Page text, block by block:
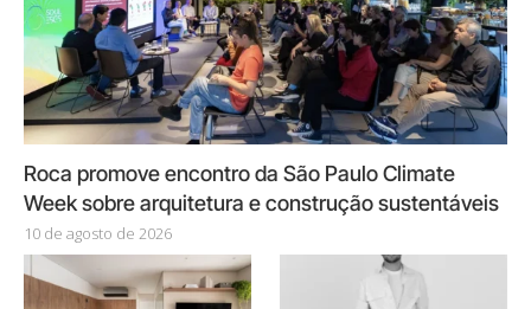
Roca promove encontro da São Paulo Climate
Week sobre arquitetura e construção sustentáveis
10 de agosto de 2026